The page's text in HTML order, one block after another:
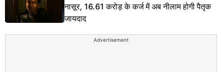
नासूर, 16.61 करोड़ के कर्ज में अब नीलाम होगी पैतृक
जायदाद
Advertisement